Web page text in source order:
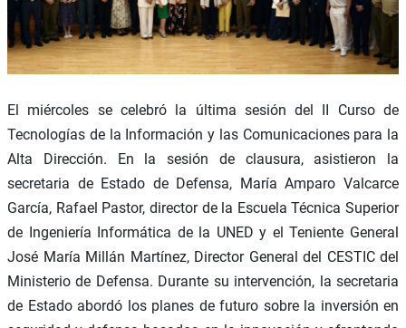
El miércoles se celebró la última sesión del II Curso de
Tecnologías de la Información y las Comunicaciones para la
Alta Dirección. En la sesión de clausura, asistieron la
secretaria de Estado de Defensa, María Amparo Valcarce
García, Rafael Pastor, director de la Escuela Técnica Superior
de Ingeniería Informática de la UNED y el Teniente General
José María Millán Martínez, Director General del CESTIC del
Ministerio de Defensa. Durante su intervención, la secretaria
de Estado abordó los planes de futuro sobre la inversión en